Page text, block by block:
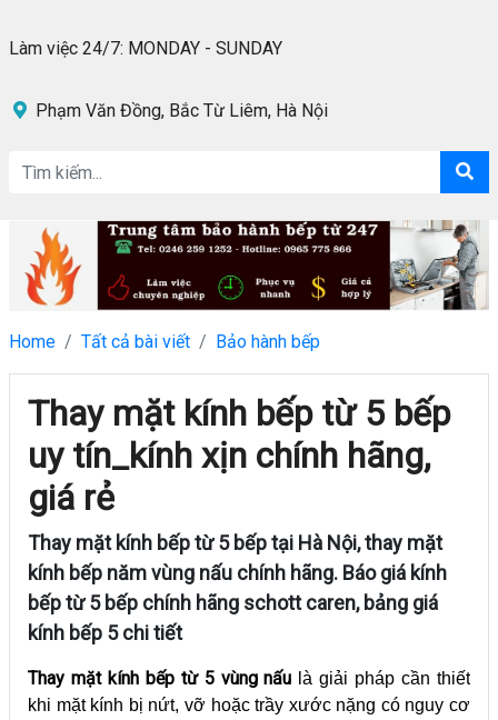
Làm việc 24/7: MONDAY - SUNDAY
Phạm Văn Đồng, Bắc Từ Liêm, Hà Nội
Home Tất cả bài viết Bảo hành bếp
Thay mặt kính bếp từ 5 bếp
uy tín_kính xịn chính hãng,
giá rẻ
Thay mặt kính bếp từ 5 bếp tại Hà Nội, thay mặt
kính bếp năm vùng nấu chính hãng. Báo giá kính
bếp từ 5 bếp chính hãng schott caren, bảng giá
kính bếp 5 chi tiết
Thay mặt kính bếp từ 5 vùng nấu là giải pháp cần thiết
khi mặt kính bị nứt, vỡ hoặc trầy xước nặng có nguy cơ